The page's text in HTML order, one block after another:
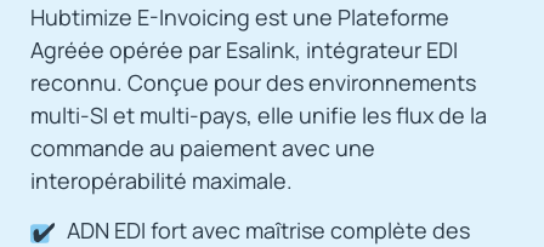
Hubtimize E-Invoicing est une Plateforme
Agréée opérée par Esalink, intégrateur EDI
reconnu. Conçue pour des environnements
multi-SI et multi-pays, elle unifie les flux de la
commande au paiement avec une
interopérabilité maximale.
ADN EDI fort avec maîtrise complète des